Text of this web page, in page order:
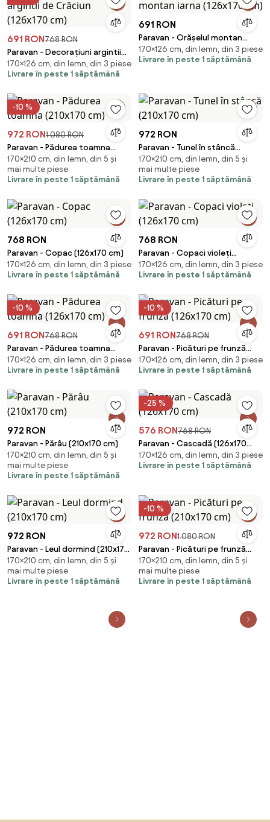
691 RON768 RON
Paravan - Decorațiuni argintii
de Crăciun (126x170 cm)
170×126 cm, din lemn, din 3 piese
Livrare în peste 1 săptămână
691 RON
Paravan - Orășelul montan
iarna (126x170 cm)
170×126 cm, din lemn, din 3 piese
Livrare în peste 1 săptămână
-10 %
972 RON1.080 RON
Paravan - Pădurea toamna
(210x170 cm)
170×210 cm, din lemn, din 5 și
mai multe piese
Livrare în peste 1 săptămână
972 RON
Paravan - Tunel în stâncă
(210x170 cm)
170×210 cm, din lemn, din 5 și
mai multe piese
Livrare în peste 1 săptămână
768 RON
Paravan - Copac (126x170 cm)
170×126 cm, din lemn, din 3 piese
Livrare în peste 1 săptămână
768 RON
Paravan - Copaci violeți
(126x170 cm)
170×126 cm, din lemn, din 3 piese
Livrare în peste 1 săptămână
-10 %
691 RON768 RON
Paravan - Pădurea toamna
(126x170 cm)
170×126 cm, din lemn, din 3 piese
Livrare în peste 1 săptămână
-10 %
691 RON768 RON
Paravan - Picături pe frunză
(126x170 cm)
170×126 cm, din lemn, din 3 piese
Livrare în peste 1 săptămână
972 RON
Paravan - Părâu (210x170 cm)
170×210 cm, din lemn, din 5 și
mai multe piese
Livrare în peste 1 săptămână
-25 %
576 RON768 RON
Paravan - Cascadă (126x170
cm)
170×126 cm, din lemn, din 3 piese
Livrare în peste 1 săptămână
972 RON
Paravan - Leul dormind (210x170
cm)
170×210 cm, din lemn, din 5 și
mai multe piese
Livrare în peste 1 săptămână
-10 %
972 RON1.080 RON
Paravan - Picături pe frunză
(210x170 cm)
170×210 cm, din lemn, din 5 și
mai multe piese
Livrare în peste 1 săptămână